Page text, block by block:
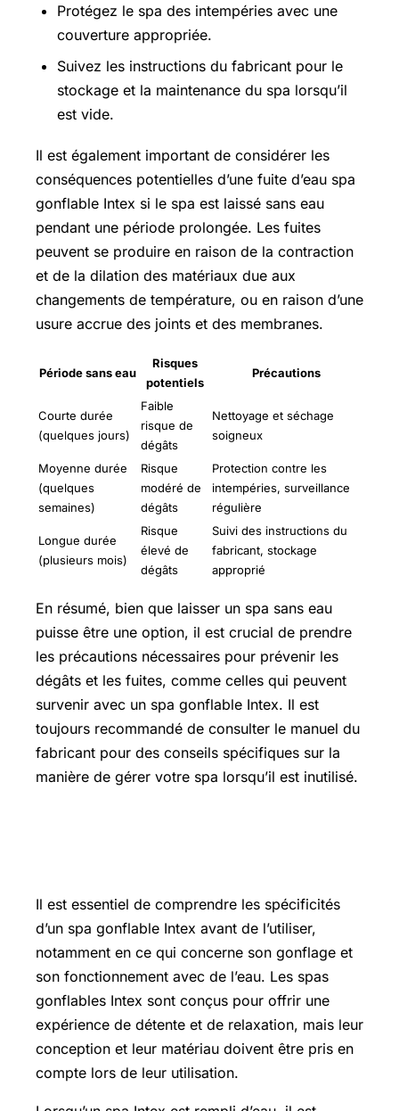
Protégez le spa des intempéries avec une
couverture appropriée.
Suivez les instructions du fabricant pour le
stockage et la maintenance du spa lorsqu’il
est vide.
Il est également important de considérer les
conséquences potentielles d’une fuite d’eau spa
gonflable Intex si le spa est laissé sans eau
pendant une période prolongée. Les fuites
peuvent se produire en raison de la contraction
et de la dilation des matériaux due aux
changements de température, ou en raison d’une
usure accrue des joints et des membranes.
Période sans eau
Risques
potentiels
Précautions
Courte durée
(quelques jours)
Faible
risque de
dégâts
Nettoyage et séchage
soigneux
Moyenne durée
(quelques
semaines)
Risque
modéré de
dégâts
Protection contre les
intempéries, surveillance
régulière
Longue durée
(plusieurs mois)
Risque
élevé de
dégâts
Suivi des instructions du
fabricant, stockage
approprié
En résumé, bien que laisser un spa sans eau
puisse être une option, il est crucial de prendre
les précautions nécessaires pour prévenir les
dégâts et les fuites, comme celles qui peuvent
survenir avec un spa gonflable Intex. Il est
toujours recommandé de consulter le manuel du
fabricant pour des conseils spécifiques sur la
manière de gérer votre spa lorsqu’il est inutilisé.
Il est essentiel de comprendre les spécificités
d’un spa gonflable Intex avant de l’utiliser,
notamment en ce qui concerne son gonflage et
son fonctionnement avec de l’eau. Les spas
gonflables Intex sont conçus pour offrir une
expérience de détente et de relaxation, mais leur
conception et leur matériau doivent être pris en
compte lors de leur utilisation.